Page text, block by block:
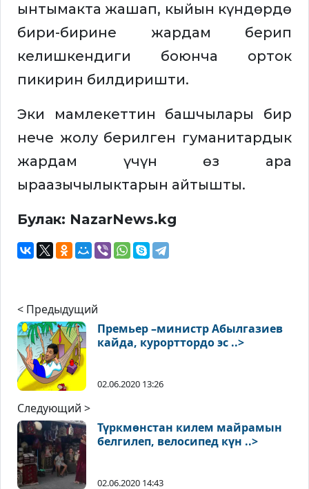
ынтымакта жашап, кыйын күндөрдө
бири-бирине жардам берип
келишкендиги боюнча орток
пикирин билдиришти.
Эки мамлекеттин башчылары бир
нече жолу берилген гуманитардык
жардам үчүн өз ара
ыраазычылыктарын айтышты.
Булак: NazarNews.kg
< Предыдущий
Премьер –министр Абылгазиев
кайда, курорттордо эс ..>
02.06.2020 13:26
Следующий >
Түркмөнстан килем майрамын
белгилеп, велосипед күн ..>
02.06.2020 14:43